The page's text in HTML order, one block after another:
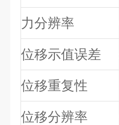
力分辨率
位移示值误差
位移重复性
位移分辨率